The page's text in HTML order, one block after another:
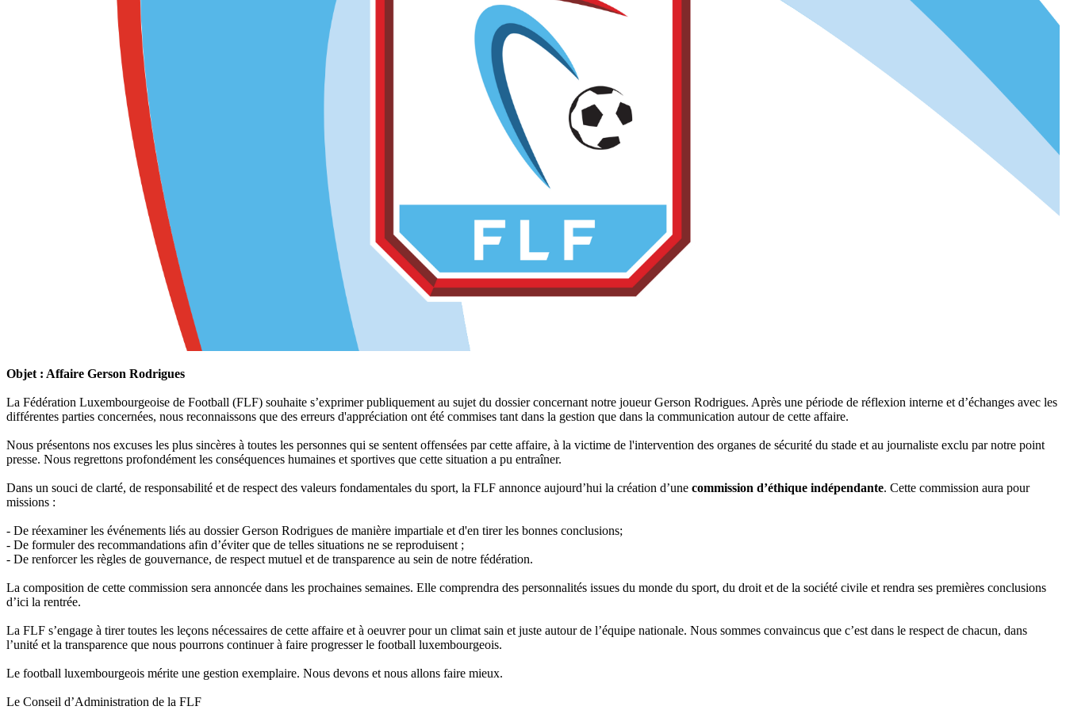
Objet : Affaire Gerson Rodrigues
La Fédération Luxembourgeoise de Football (FLF) souhaite s’exprimer publiquement au sujet du dossier concernant notre joueur Gerson Rodrigues. Après une période de réflexion interne et d’échanges avec les
différentes parties concernées, nous reconnaissons que des erreurs d'appréciation ont été commises tant dans la gestion que dans la communication autour de cette affaire.
Nous présentons nos excuses les plus sincères à toutes les personnes qui se sentent offensées par cette affaire, à la victime de l'intervention des organes de sécurité du stade et au journaliste exclu par notre point
presse. Nous regrettons profondément les conséquences humaines et sportives que cette situation a pu entraîner.
Dans un souci de clarté, de responsabilité et de respect des valeurs fondamentales du sport, la FLF annonce aujourd’hui la création d’une commission d’éthique indépendante. Cette commission aura pour
missions :
- De réexaminer les événements liés au dossier Gerson Rodrigues de manière impartiale et d'en tirer les bonnes conclusions;
- De formuler des recommandations afin d’éviter que de telles situations ne se reproduisent ;
- De renforcer les règles de gouvernance, de respect mutuel et de transparence au sein de notre fédération.
La composition de cette commission sera annoncée dans les prochaines semaines. Elle comprendra des personnalités issues du monde du sport, du droit et de la société civile et rendra ses premières conclusions
d’ici la rentrée.
La FLF s’engage à tirer toutes les leçons nécessaires de cette affaire et à oeuvrer pour un climat sain et juste autour de l’équipe nationale. Nous sommes convaincus que c’est dans le respect de chacun, dans
l’unité et la transparence que nous pourrons continuer à faire progresser le football luxembourgeois.
Le football luxembourgeois mérite une gestion exemplaire. Nous devons et nous allons faire mieux.
Le Conseil d’Administration de la FLF